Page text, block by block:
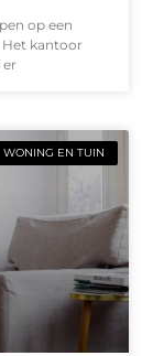
op een
kantoor
WONING EN TUIN